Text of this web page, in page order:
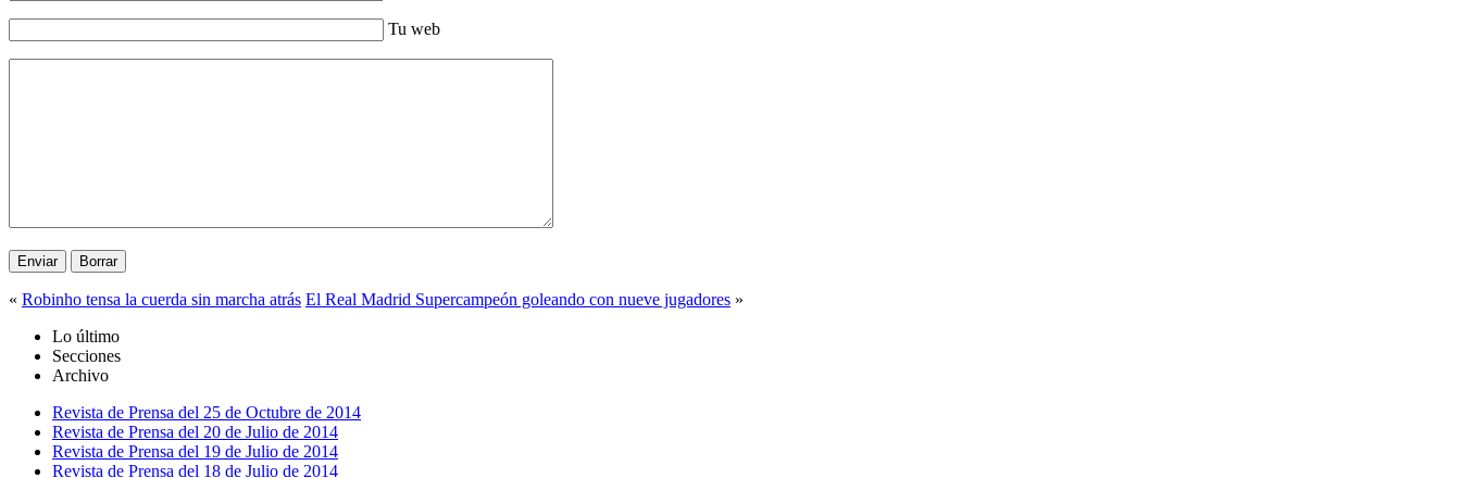
Tu web
« Robinho tensa la cuerda sin marcha atrás El Real Madrid Supercampeón goleando con nueve jugadores »
Lo último
Secciones
Archivo
Revista de Prensa del 25 de Octubre de 2014
Revista de Prensa del 20 de Julio de 2014
Revista de Prensa del 19 de Julio de 2014
Revista de Prensa del 18 de Julio de 2014